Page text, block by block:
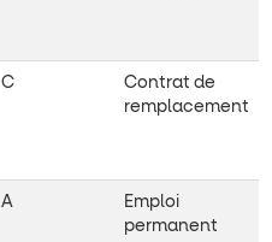
C
Contrat de
remplacement
A
Emploi
permanent